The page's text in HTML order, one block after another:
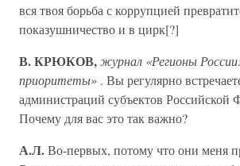
вся твоя борьба с коррупцией
показушничество и в цирк[?]
В. КРЮКОВ,журнал «Регионы
приоритеты» . Вы регулярно
администраций субъектов Российской
Почему для вас это так важно?
А.Л.Во-первых, потому что они меня